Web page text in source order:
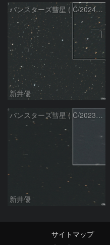
パンスターズ彗星 ( C/2024R4 )：2026/07/27
新井優
パンスターズ彗星 ( C/2023R1 ) ：2026/07/08
新井優
サイトマップ